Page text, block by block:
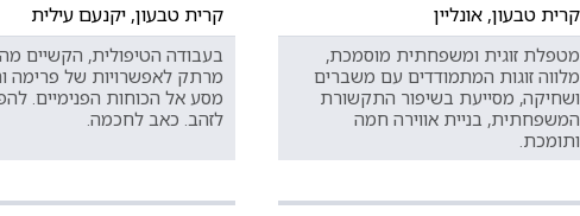
קרית טבעון, אונליין
מטפלת זוגית ומשפחתית מוסמכת,
מלווה זוגות המתמודדים עם משברים
ושחיקה, מסייעת בשיפור התקשורת
המשפחתית, בניית אווירה חמה
ותומכת.
קרית טבעון, יקנעם עילית
בעבודה הטיפולית, הקשיים
מרתק לאפשרויות של פרימה
מסע אל הכוחות הפנימיים.
לזהב. כאב לחכמה.